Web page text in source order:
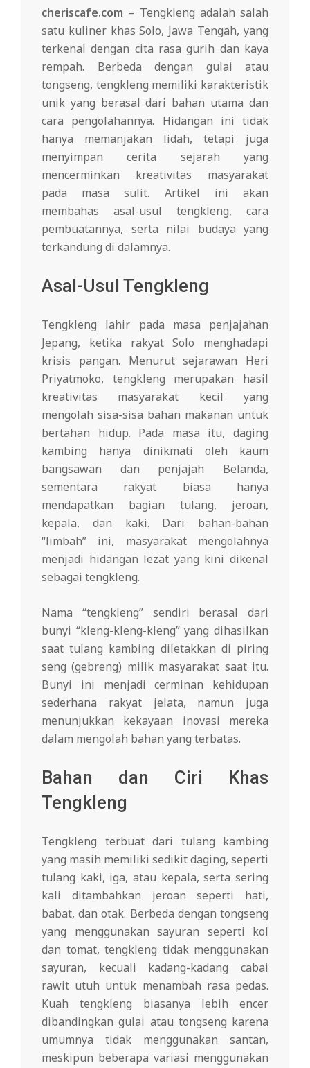
cheriscafe.com – Tengkleng adalah salah
satu kuliner khas Solo, Jawa Tengah, yang
terkenal dengan cita rasa gurih dan kaya
rempah. Berbeda dengan gulai atau
tongseng, tengkleng memiliki karakteristik
unik yang berasal dari bahan utama dan
cara pengolahannya. Hidangan ini tidak
hanya memanjakan lidah, tetapi juga
menyimpan cerita sejarah yang
mencerminkan kreativitas masyarakat
pada masa sulit. Artikel ini akan
membahas asal-usul tengkleng, cara
pembuatannya, serta nilai budaya yang
terkandung di dalamnya.
Asal-Usul Tengkleng
Tengkleng lahir pada masa penjajahan
Jepang, ketika rakyat Solo menghadapi
krisis pangan. Menurut sejarawan Heri
Priyatmoko, tengkleng merupakan hasil
kreativitas masyarakat kecil yang
mengolah sisa-sisa bahan makanan untuk
bertahan hidup. Pada masa itu, daging
kambing hanya dinikmati oleh kaum
bangsawan dan penjajah Belanda,
sementara rakyat biasa hanya
mendapatkan bagian tulang, jeroan,
kepala, dan kaki. Dari bahan-bahan
“limbah” ini, masyarakat mengolahnya
menjadi hidangan lezat yang kini dikenal
sebagai tengkleng.
Nama “tengkleng” sendiri berasal dari
bunyi “kleng-kleng-kleng” yang dihasilkan
saat tulang kambing diletakkan di piring
seng (gebreng) milik masyarakat saat itu.
Bunyi ini menjadi cerminan kehidupan
sederhana rakyat jelata, namun juga
menunjukkan kekayaan inovasi mereka
dalam mengolah bahan yang terbatas.
Bahan dan Ciri Khas
Tengkleng
Tengkleng terbuat dari tulang kambing
yang masih memiliki sedikit daging, seperti
tulang kaki, iga, atau kepala, serta sering
kali ditambahkan jeroan seperti hati,
babat, dan otak. Berbeda dengan tongseng
yang menggunakan sayuran seperti kol
dan tomat, tengkleng tidak menggunakan
sayuran, kecuali kadang-kadang cabai
rawit utuh untuk menambah rasa pedas.
Kuah tengkleng biasanya lebih encer
dibandingkan gulai atau tongseng karena
umumnya tidak menggunakan santan,
meskipun beberapa variasi menggunakan